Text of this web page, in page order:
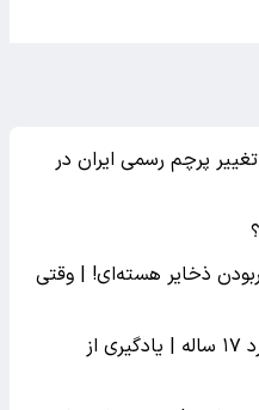
پرچم رسمی ایران در
ربودن ذخایر هسته‌ای! | وقتی
رسوایی جنسی معلم زن با شاگرد ۱۷ ساله | یادگیری از